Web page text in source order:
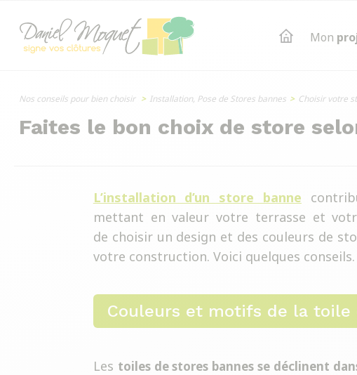
Mon
Nos conseils pour bien choisir > Installation, Pose de Stores bannes > Choisir votre
Faites le bon choix de store
L’installation d’un store banne
mettant en valeur votre terrasse et
de choisir un design et des couleurs de
votre construction. Voici quelques conseils.
Couleurs et motifs de la toile
Les toiles de stores bannes se déclinent